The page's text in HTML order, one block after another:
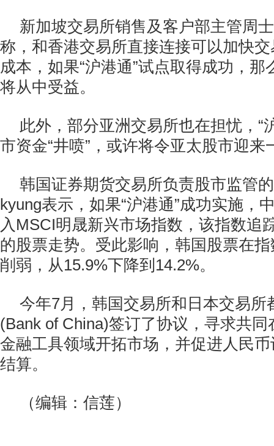
新加坡交易所销售及客户部主管周
称，和香港交易所直接连接可以加快
成本，如果“沪港通”试点取得成功，
将从中受益。
此外，部分亚洲交易所也在担忧，“
市资金“井喷”，或许将令亚太股市迎来
韩国证券期货交易所负责股市监管
kyung表示，如果“沪港通”成功实施，
入MSCI明晟新兴市场指数，该指数追
的股票走势。受此影响，韩国股票在
削弱，从15.9%下降到14.2%。
今年7月，韩国交易所和日本交易所
(Bank of China)签订了协议，寻求共
金融工具领域开拓市场，并促进人民
结算。
（编辑：信莲）